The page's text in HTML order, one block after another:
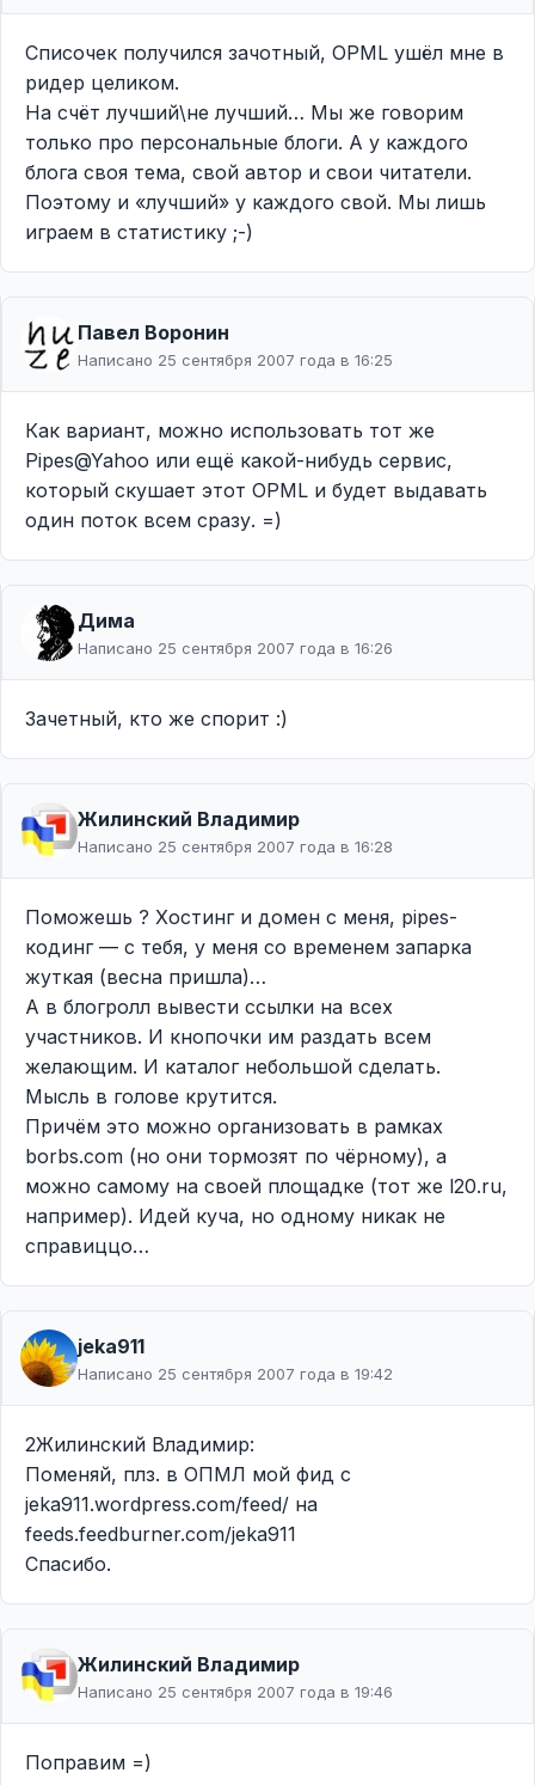
Списочек получился зачотный, OPML ушёл мне в
ридер целиком.
На счёт лучший\не лучший… Мы же говорим
только про персональные блоги. А у каждого
блога своя тема, свой автор и свои читатели.
Поэтому и «лучший» у каждого свой. Мы лишь
играем в статистику ;-)
Павел Воронин
Написано 25 сентября 2007 года в 16:25
Как вариант, можно использовать тот же
Pipes@Yahoo или ещё какой-нибудь сервис,
который скушает этот OPML и будет выдавать
один поток всем сразу. =)
Дима
Написано 25 сентября 2007 года в 16:26
Зачетный, кто же спорит :)
Жилинcкий Владимир
Написано 25 сентября 2007 года в 16:28
Поможешь ? Хостинг и домен с меня, pipes-
кодинг — с тебя, у меня со временем запарка
жуткая (весна пришла)…
А в блогролл вывести ссылки на всех
участников. И кнопочки им раздать всем
желающим. И каталог небольшой сделать.
Мысль в голове крутится.
Причём это можно организовать в рамках
borbs.com (но они тормозят по чёрному), а
можно самому на своей площадке (тот же l20.ru,
например). Идей куча, но одному никак не
справиццо…
jeka911
Написано 25 сентября 2007 года в 19:42
2Жилинcкий Владимир:
Поменяй, плз. в ОПМЛ мой фид с
jeka911.wordpress.com/feed/ на
feeds.feedburner.com/jeka911
Спасибо.
Жилинcкий Владимир
Написано 25 сентября 2007 года в 19:46
Поправим =)